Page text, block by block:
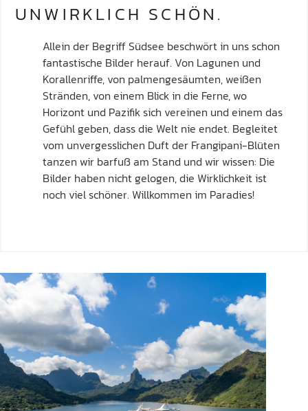
UNWIRKLICH SCHÖN.
Allein der Begriff Südsee beschwört in uns schon
fantastische Bilder herauf. Von Lagunen und
Korallenriffe, von palmengesäumten, weißen
Stränden, von einem Blick in die Ferne, wo
Horizont und Pazifik sich vereinen und einem das
Gefühl geben, dass die Welt nie endet. Begleitet
vom unvergesslichen Duft der Frangipani-Blüten
tanzen wir barfuß am Stand und wir wissen: Die
Bilder haben nicht gelogen, die Wirklichkeit ist
noch viel schöner. Willkommen im Paradies!